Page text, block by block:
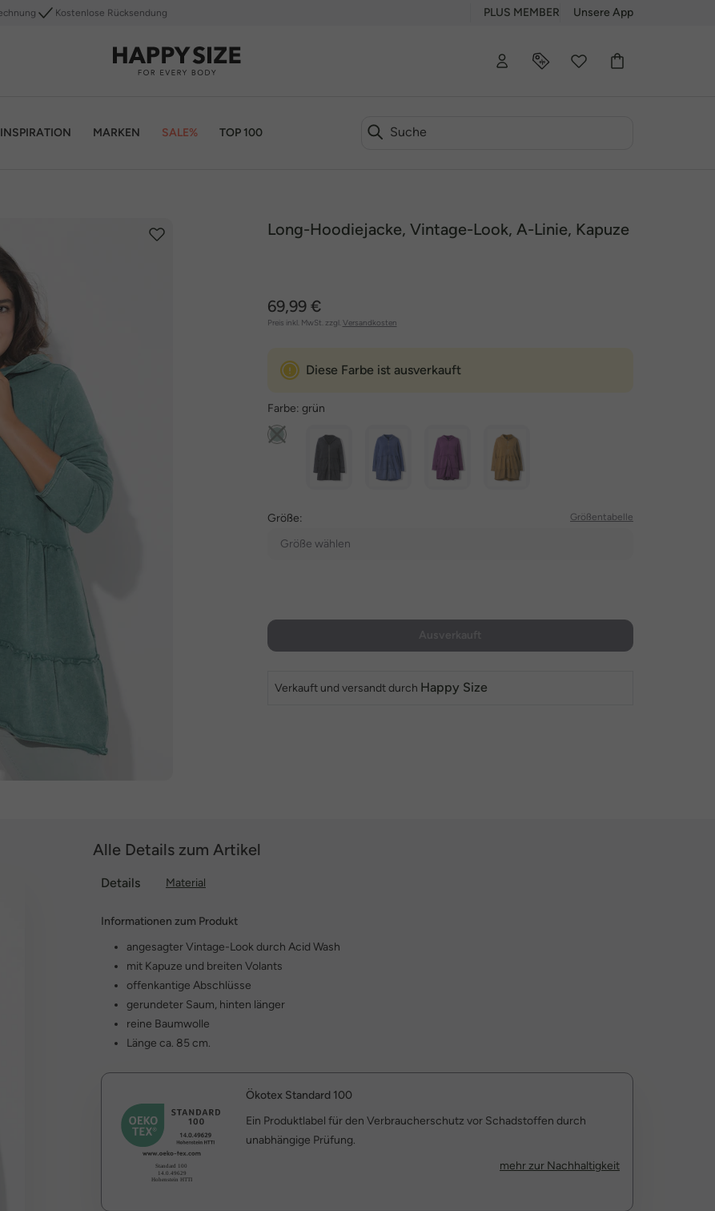
Kostenlose Rücksendung PLUS MEMBER Unsere App
INSPIRATION MARKEN SALE% TOP 100
Long-Hoodiejacke, Vintage-Look, A-Linie, Kapuze
69,99 €
Preis inkl. MwSt. zzgl. Versandkosten
Diese Farbe ist ausverkauft
Farbe: grün
Größe: Größentabelle
Größe wählen
Verkauft und versandt durch Happy Size
Alle Details zum Artikel
Details Material
Informationen zum Produkt
angesagter Vintage-Look durch Acid Wash
mit Kapuze und breiten Volants
offenkantige Abschlüsse
gerundeter Saum, hinten länger
reine Baumwolle
Länge ca. 85 cm.
Ökotex Standard 100
Ein Produktlabel für den Verbraucherschutz vor Schadstoffen durch
unabhängige Prüfung.
mehr zur Nachhaltigkeit